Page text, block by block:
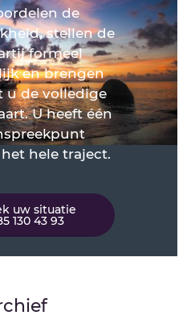
de
stellen de
formeel
en brengen
u de volledige
U heeft één
hele traject.
uw situatie
130 43 93